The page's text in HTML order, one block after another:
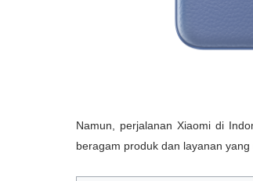
Namun, perjalanan Xiaomi di
beragam produk dan layanan